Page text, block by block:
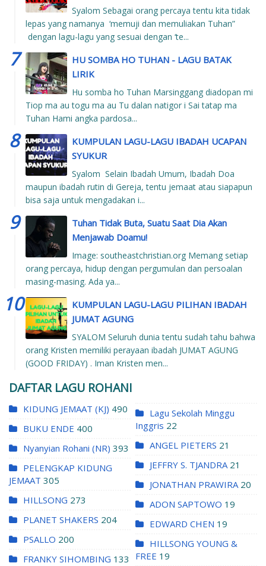
Syalom Sebagai orang percaya tentu kita tidak
lepas yang namanya ‘memuji dan memuliakan Tuhan”
dengan lagu-lagu yang sesuai dengan ‘te...
HU SOMBA HO TUHAN - LAGU BATAK
LIRIK
Hu somba ho Tuhan Marsinggang diadopan mi
Tiop ma au togu ma au Tu dalan natigor i Sai tatap ma
Tuhan Hami angka pardosa...
KUMPULAN LAGU-LAGU IBADAH UCAPAN
SYUKUR
Syalom Selain Ibadah Umum, Ibadah Doa
maupun ibadah rutin di Gereja, tentu jemaat atau siapapun
bisa saja untuk mengadakan i...
Tuhan Tidak Buta, Suatu Saat Dia Akan
Menjawab Doamu!
Image: southeastchristian.org Memang setiap
orang percaya, hidup dengan pergumulan dan persoalan
masing-masing. Ada ya...
KUMPULAN LAGU-LAGU PILIHAN IBADAH
JUMAT AGUNG
SYALOM Seluruh dunia tentu sudah tahu bahwa
orang Kristen memiliki perayaan ibadah JUMAT AGUNG
(GOOD FRIDAY) . Iman Kristen men...
DAFTAR LAGU ROHANI
KIDUNG JEMAAT (KJ) 490
BUKU ENDE 400
Nyanyian Rohani (NR) 393
PELENGKAP KIDUNG
JEMAAT 305
HILLSONG 273
PLANET SHAKERS 204
PSALLO 200
FRANKY SIHOMBING 133
Lagu Sekolah Minggu
Inggris 22
ANGEL PIETERS 21
JEFFRY S. TJANDRA 21
JONATHAN PRAWIRA 20
ADON SAPTOWO 19
EDWARD CHEN 19
HILLSONG YOUNG &
FREE 19